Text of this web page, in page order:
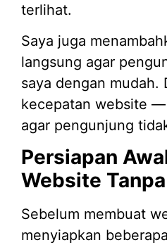
terlihat.
Saya juga
langsung agar
saya dengan mudah.
kecepatan website
agar pengunjung
Persiapan
Website
Sebelum membuat
menyiapkan